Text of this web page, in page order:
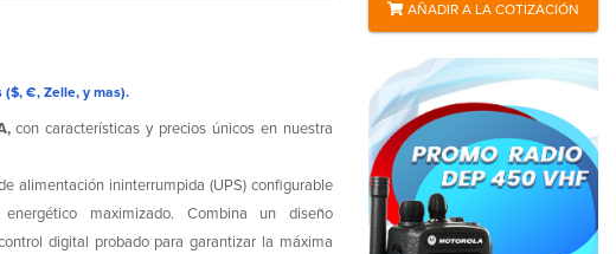
($, €, Zelle, y mas).
con características y precios únicos en nuestra
alimentación ininterrumpida (UPS) configurable
maximizado. Combina un diseño
digital probado para garantizar la máxima
AÑADIR A LA COTIZACIÓN